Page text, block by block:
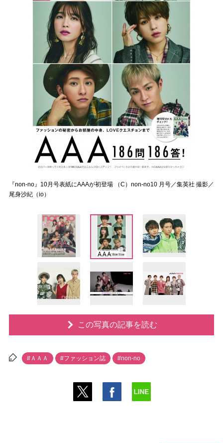
『non-no』10月号表紙にAAAが初登場 （C）non-no10 月号／集英社 撮影／
尾身沙紀（io）
この写真の記事を読む
#ＡＡＡ #ファッション誌 #non-no